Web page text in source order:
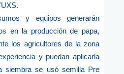
y equipos generarán
en la producción de papa,
los agricultores de la zona
y puedan aplicarla
siembra se usó semilla Pre